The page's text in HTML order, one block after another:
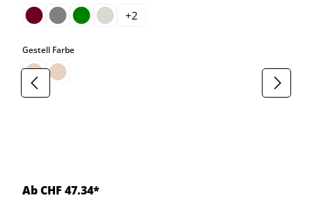
+2
Gestell Farbeauswählen
Ab CHF 47.34*